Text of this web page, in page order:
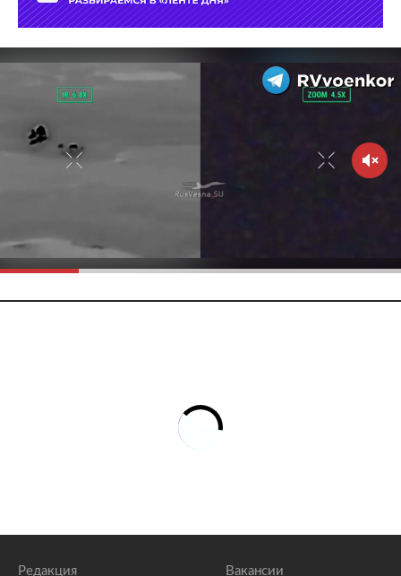
Редакция Вакансии